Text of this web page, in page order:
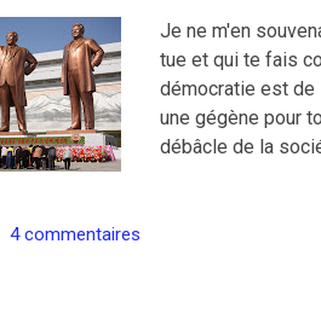
Je ne m'en
tue et qui te fais
démocratie est de
une gégène pour
débâcle de la
4 commentaires